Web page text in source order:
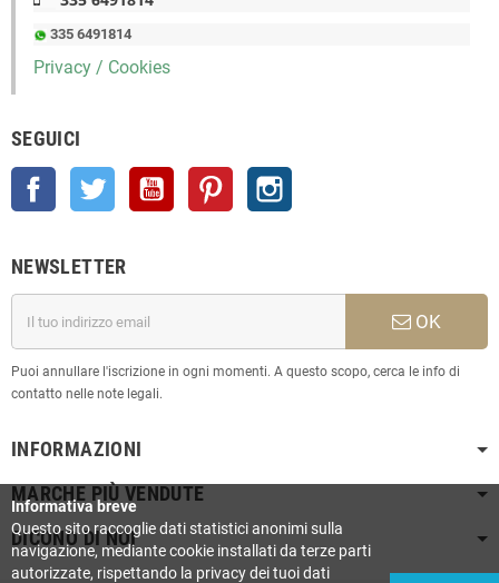
335 6491814
Privacy / Cookies
SEGUICI
Facebook Twitter YouTube Pinterest
NEWSLETTER
OK
Puoi annullare l'iscrizione in ogni momenti. A questo scopo, cerca le info di
contatto nelle note legali.
INFORMAZIONI
MARCHE PIÙ VENDUTE
DICONO DI NOI
Informativa breve
Questo sito raccoglie dati statistici anonimi sulla
navigazione, mediante cookie installati da terze parti
autorizzate, rispettando la privacy dei tuoi dati